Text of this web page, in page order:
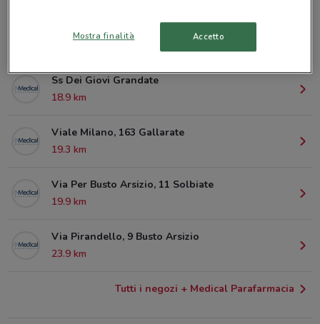
Ss Dei Giovi Grandate
18.9 km
Viale Milano, 163 Gallarate
19.3 km
Via Per Busto Arsizio, 11 Solbiate
19.9 km
Via Pirandello, 9 Busto Arsizio
23.9 km
Tutti i negozi + Medical Parafarmacia
Mostra finalità Accetto